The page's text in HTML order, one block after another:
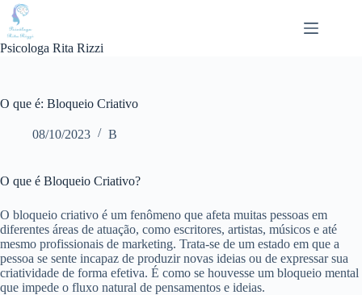
Pular
para
conteúdo
Psicologa Rita Rizzi
O que é: Bloqueio Criativo
08/10/2023 B
O que é Bloqueio Criativo?
O bloqueio criativo é um fenômeno que afeta muitas pessoas em
diferentes áreas de atuação, como escritores, artistas, músicos e até
mesmo profissionais de marketing. Trata-se de um estado em que a
pessoa se sente incapaz de produzir novas ideias ou de expressar sua
criatividade de forma efetiva. É como se houvesse um bloqueio mental
que impede o fluxo natural de pensamentos e ideias.